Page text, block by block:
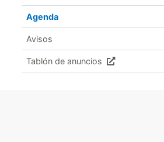
Agenda
Avisos
Tablón de anuncios